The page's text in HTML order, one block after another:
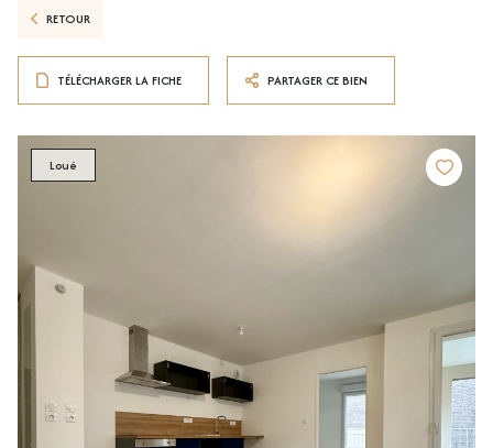
RETOUR
TÉLÉCHARGER LA FICHE PARTAGER CE BIEN
Loué